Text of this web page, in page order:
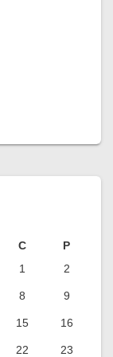
C
P
1
2
8 9
15 16
22 23